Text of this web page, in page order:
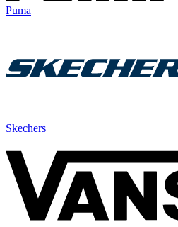
Puma
Skechers